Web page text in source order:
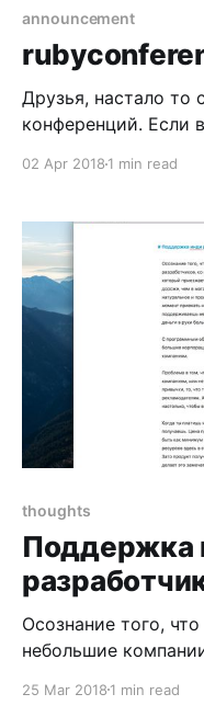
announcement
Друзья, настало то
конференций. Если
что происходит
Много раз говорил
в таком роде, но
обратное: на
02 Apr 2018 1 min read
thoughts
Поддержка
Осознание того,
небольшие
который приезжает
25 Mar 2018 1 min read